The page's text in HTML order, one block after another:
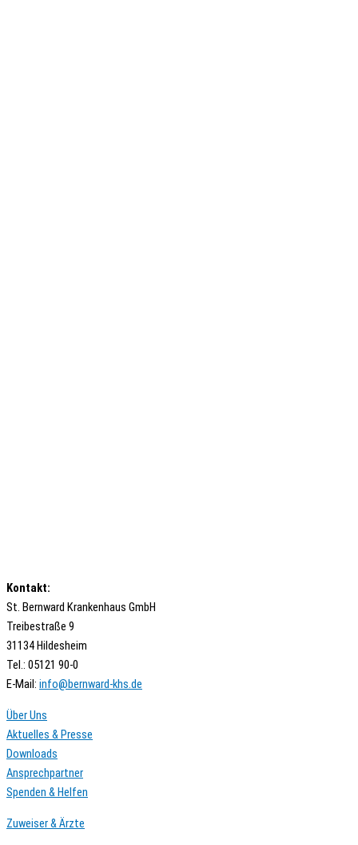
Kontakt:
St. Bernward Krankenhaus GmbH
Treibestraße 9
31134 Hildesheim
Tel.: 05121 90-0
E-Mail: ed.shk-drawnreb@ofni
Über Uns
Aktuelles & Presse
Downloads
Ansprechpartner
Spenden & Helfen
Zuweiser & Ärzte